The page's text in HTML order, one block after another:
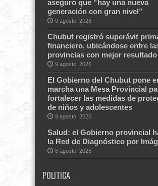
aseguró que “hay una nueva
generación con gran nivel”
9 agosto, 2026
Chubut registró superávit
financiero, ubicándose entre
provincias con mejor
9 agosto, 2026
El Gobierno del Chubut pone
marcha una Mesa Provincial
fortalecer las medidas de
de niños y adolescentes
9 agosto, 2026
Salud: el Gobierno provincial
la Red de Diagnóstico por
8 agosto, 2026
POLITICA